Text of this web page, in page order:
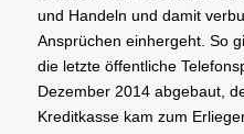
und Handeln und damit
Ansprüchen einhergeht. So
die letzte öffentliche
Dezember 2014 abgebaut,
Kreditkasse kam zum